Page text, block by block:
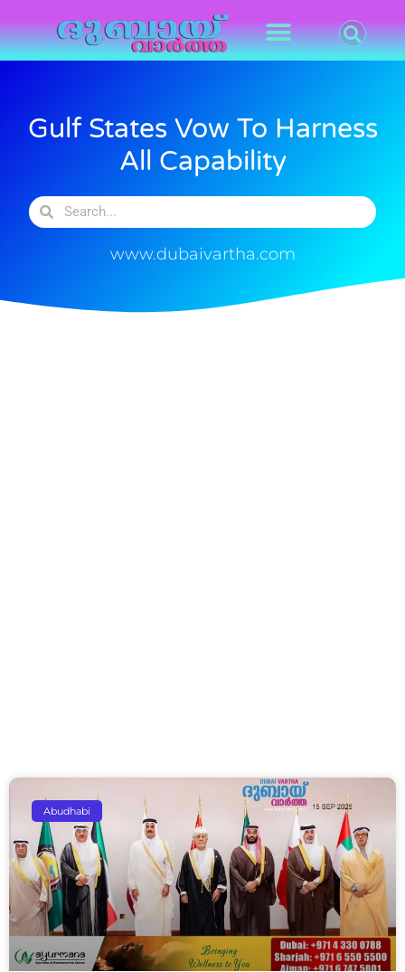
Gulf States Vow To Harness
All Capability
www.dubaivartha.com
Abudhabi